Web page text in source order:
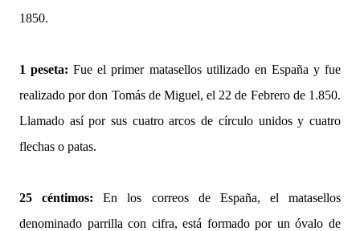
1850.
1 peseta:Fue el primer matasellos utilizado en España y fue
realizado por don Tomás de Miguel, el 22 de Febrero de 1.850.
Llamado así por sus cuatro arcos de círculo unidos y cuatro
flechas o patas.
25 céntimos: En los correos de España, el matasellos
denominado parrilla con cifra, está formado por un óvalo de